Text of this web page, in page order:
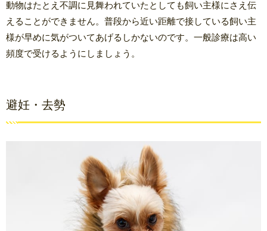
動物はたとえ不調に見舞われていたとしても飼い主様にさえ伝
えることができません。普段から近い距離で接している飼い主
様が早めに気がついてあげるしかないのです。一般診療は高い
頻度で受けるようにしましょう。
避妊・去勢